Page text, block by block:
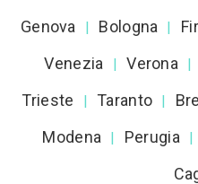
Genova | Bologna |
Venezia | Verona |
Trieste | Taranto |
Modena | Perugia |